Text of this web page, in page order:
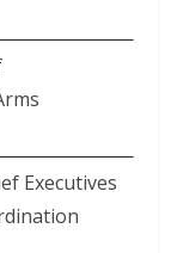
Executives